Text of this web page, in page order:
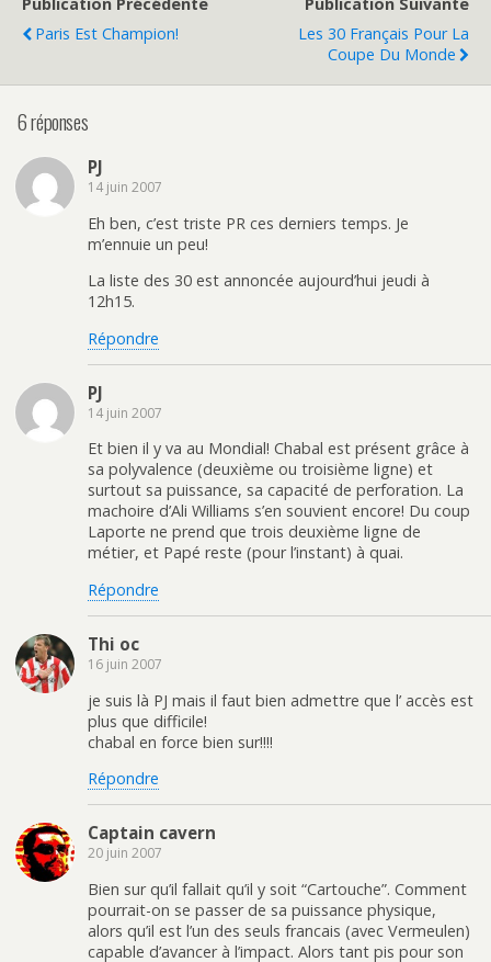
Paris Est Champion!
Les 30 Français Pour La
Coupe Du Monde
6 réponses
PJ
14 juin 2007
Eh ben, c’est triste PR ces derniers temps. Je
m’ennuie un peu!
La liste des 30 est annoncée aujourd’hui jeudi à
12h15.
Répondre
PJ
14 juin 2007
Et bien il y va au Mondial! Chabal est présent grâce à
sa polyvalence (deuxième ou troisième ligne) et
surtout sa puissance, sa capacité de perforation. La
machoire d’Ali Williams s’en souvient encore! Du coup
Laporte ne prend que trois deuxième ligne de
métier, et Papé reste (pour l’instant) à quai.
Répondre
Thi oc
16 juin 2007
je suis là PJ mais il faut bien admettre que l’ accès est
plus que difficile!
chabal en force bien sur!!!!
Répondre
Captain cavern
20 juin 2007
Bien sur qu’il fallait qu’il y soit “Cartouche”. Comment
pourrait-on se passer de sa puissance physique,
alors qu’il est l’un des seuls francais (avec Vermeulen)
capable d’avancer à l’impact. Alors tant pis pour son